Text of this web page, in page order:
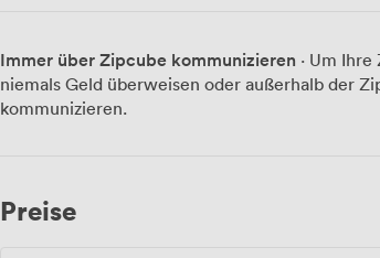
Immer über Zipcube kommunizieren · Um
niemals Geld überweisen oder außerhalb der
kommunizieren.
Preise